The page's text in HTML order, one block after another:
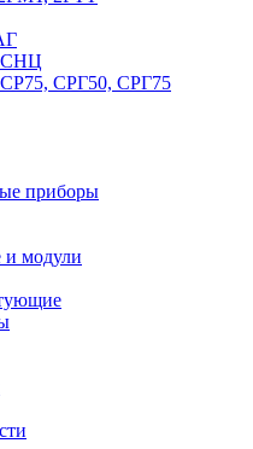
СНЦ
СРГ50, СРГ75
приборы
и модули